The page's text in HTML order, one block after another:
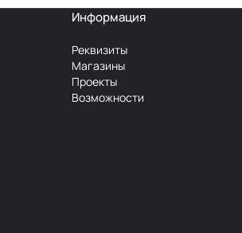
Информация
Реквизиты
Магазины
Проекты
Возможности